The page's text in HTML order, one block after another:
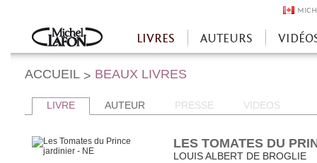
Accueil
LIVRES AUTEURS
ACCUEIL > BEAUX LIVRES
LIVRE AUTEUR PRESSE VIDEOS
LES TOMATES DU
LOUIS ALBERT DE BROGLIE